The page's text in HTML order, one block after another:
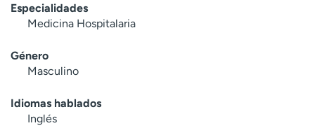
Especialidades
Medicina Hospitalaria
Género
Masculino
Idiomas hablados
Inglés